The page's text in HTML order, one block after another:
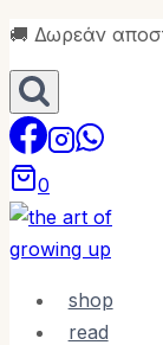
Skip
to
content
🚚 Δωρεάν
0
shop
read